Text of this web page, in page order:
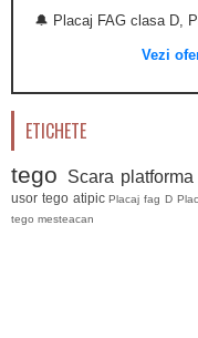
🔔 Placaj FAG clasa D,
Vezi
ETICHETE
tego Scara platforma
usor tego atipic Placaj fag D
tego mesteacan